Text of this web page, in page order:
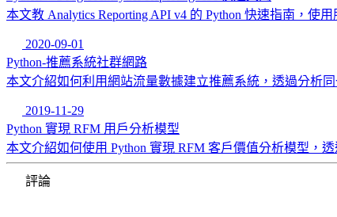
本文教 Analytics Reporting API v4 的 Python 快速指南，使
2020-09-01
Python-推薦系統社群網路
本文介紹如何利用網站流量數據建立推薦系統，透過分析
2019-11-29
Python 實現 RFM 用戶分析模型
本文介紹如何使用 Python 實現 RFM 客戶價值分析模型，
評論